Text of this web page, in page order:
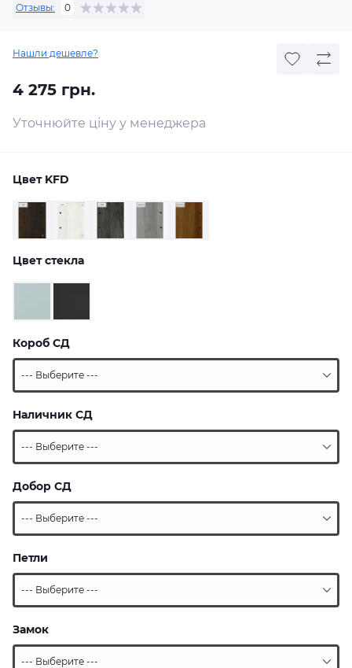
Отзывы: 0
Нашли дешевле?
4 275 грн.
Уточнюйте ціну у менеджера
Цвет KFD
Цвет стекла
Короб СД
Наличник СД
Добор СД
Петли
Замок